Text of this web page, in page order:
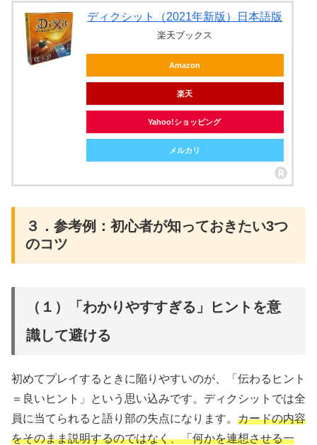
ディクシット（2021年新版）日本語版
楽天ブックス
Amazon
楽天
Yahoo!ショッピング
メルカリ
３．参考例：初心者が知っておきたい3つ
のコツ
（１）「わかりやすすぎる」ヒントを意
識して避ける
初めてプレイするときに陥りやすいのが、「伝わるヒント
＝良いヒント」という思い込みです。ディクシットでは全
員に当てられると語り部の失点になります。 カードの内容
をそのまま説明するのではなく、「何かを連想させる一